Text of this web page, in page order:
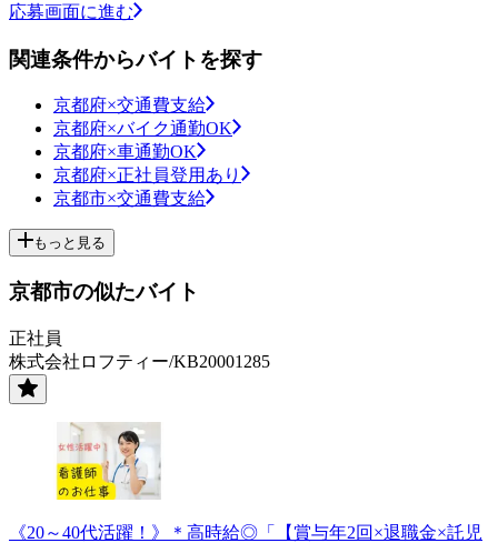
応募画面に進む
関連条件からバイトを探す
京都府×交通費支給
京都府×バイク通勤OK
京都府×車通勤OK
京都府×正社員登用あり
京都市×交通費支給
もっと見る
京都市の似たバイト
正社員
株式会社ロフティー/KB20001285
《20～40代活躍！》＊高時給◎「【賞与年2回×退職金×託児